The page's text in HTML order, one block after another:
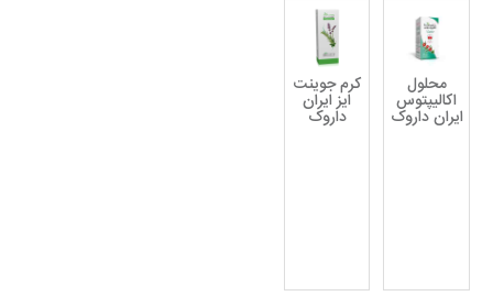
محلول
اکالیپتوس
ایران داروک
کرم جوینت
ایز ایران
داروک